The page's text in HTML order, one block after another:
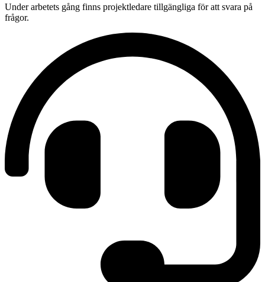
Under arbetets gång finns projektledare tillgängliga för att svara på
frågor.